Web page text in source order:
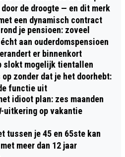
de droogte — en dit merk
een dynamisch contract
je pensioen: zoveel
aan ouderdomspensioen
er binnenkort
slokt mogelijk tientallen
zonder dat je het doorhebt:
functie uit
idioot plan: zes maanden
uitkering op vakantie
tussen je 45 en 65ste kan
meer dan 12 jaar